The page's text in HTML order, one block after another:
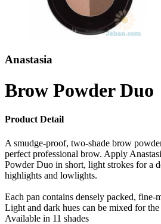
Anastasia
Brow Powder Duo
Product Detail
A smudge-proof, two-shade brow
perfect professional brow. Apply
Powder Duo in short, light strokes for a
highlights and lowlights.
Each pan contains densely packed, fine-
Light and dark hues can be mixed for
Available in 11 shades